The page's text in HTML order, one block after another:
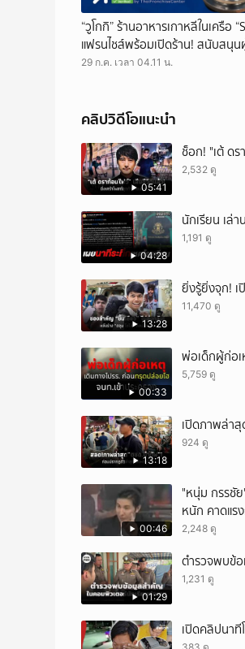
“วูโกกิ” ร้านอาหารเกาหลีในเครือ
แฟรนไชส์พร้อมเปิดร้าน! สนับสนุ
วงจร
29 ก.ค. เวลา 04.11 น.
คลิปวิดีโอแนะนำ
05:41
ช็อก! "เต้ ด
2,532 ดู
04:28
นักเรียน เล่
1,191 ดู
13:28
ยิ่งรู้ยิ่งจุก! เ
11,470 ดู
00:33
พ่อเด็กผู้ก่อเ
5,759 ดู
13:18
เปิดภาพล่า
924 ดู
00:46
"หนุ่ม กรรชั
หนัก คาดแร
2,248 ดู
01:29
ตำรวจพบข้
1,231 ดู
เปิดคลิปนาที